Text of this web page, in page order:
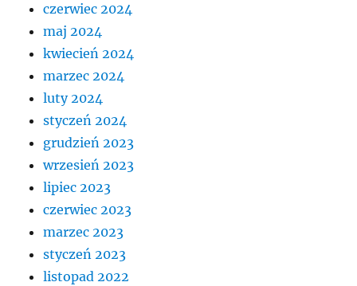
czerwiec 2024
maj 2024
kwiecień 2024
marzec 2024
luty 2024
styczeń 2024
grudzień 2023
wrzesień 2023
lipiec 2023
czerwiec 2023
marzec 2023
styczeń 2023
listopad 2022